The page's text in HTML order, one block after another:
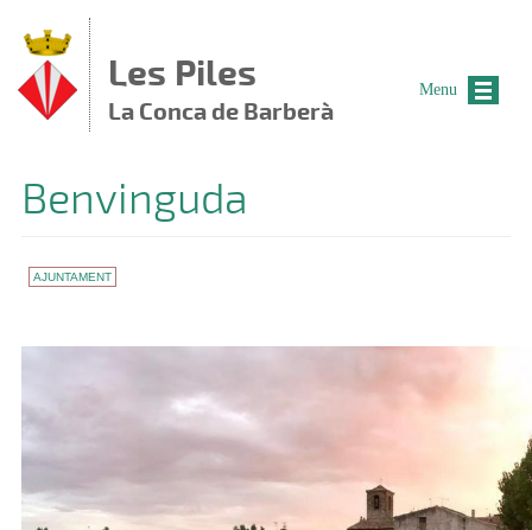
Les Piles
La Conca de Barberà
Benvinguda
AJUNTAMENT
Menu